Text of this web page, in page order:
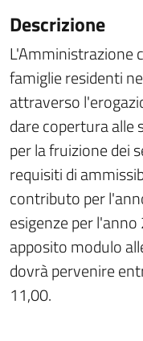
Descrizione
L'Amministrazione
famiglie residenti
attraverso
dare copertura alle
per la fruizione dei
requisiti di
contributo per
esigenze per
apposito modulo
dovrà pervenire
11,00.